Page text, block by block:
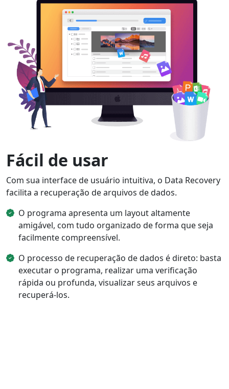
Fácil de usar
Com sua interface de usuário intuitiva, o Data Recovery
facilita a recuperação de arquivos de dados.
O programa apresenta um layout altamente
amigável, com tudo organizado de forma que seja
facilmente compreensível.
O processo de recuperação de dados é direto: basta
executar o programa, realizar uma verificação
rápida ou profunda, visualizar seus arquivos e
recuperá-los.
Dansk Ελληνικά
Türk
Bahasa Melayu
ไทย
Română
Polskie
Gaeilge
繁體中文